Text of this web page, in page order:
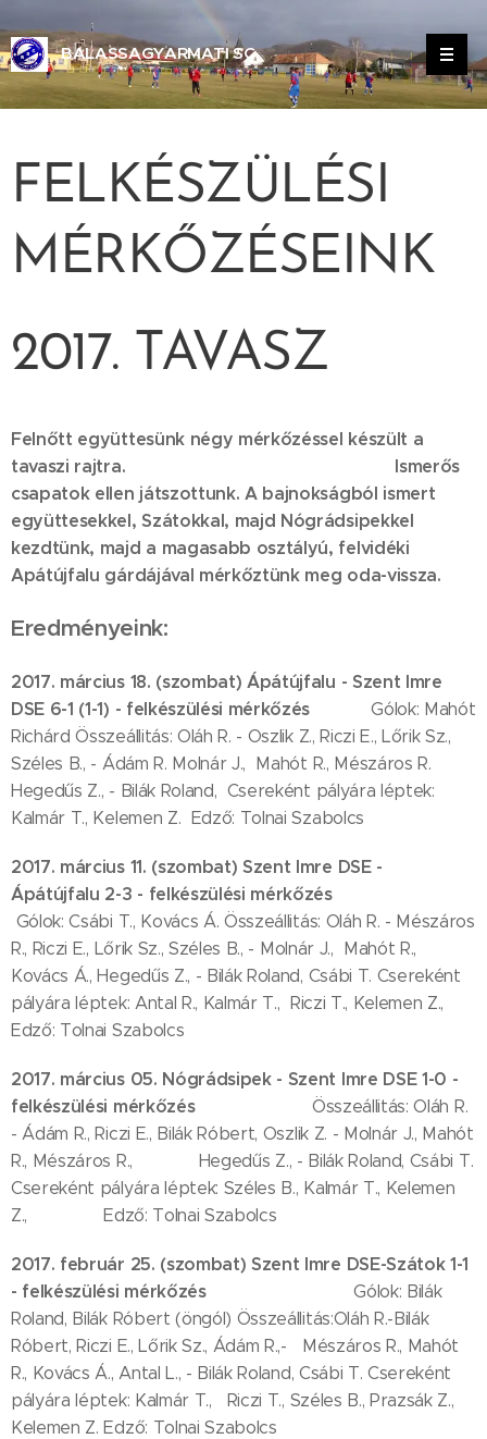
BALASSAGYARMATI SC
ALASSAGYARMATI SPORT CLUB
FELKÉSZÜLÉSI
MÉRKŐZÉSEINK
2017. TAVASZ
Felnőtt együttesünk négy mérkőzéssel készült a
tavaszi rajtra. Ismerős
csapatok ellen játszottunk. A bajnokságból ismert
együttesekkel, Szátokkal, majd Nógrádsipekkel
kezdtünk, majd a magasabb osztályú, felvidéki
Apátújfalu gárdájával mérkőztünk meg oda-vissza.
Eredményeink:
2017. március 18. (szombat) Ápátújfalu - Szent Imre
DSE 6-1 (1-1) - felkészülési mérkőzésGólok: Mahót
Richárd Összeállitás: Oláh R. - Oszlik Z., Riczi E., Lőrik Sz.,
Széles B., - Ádám R. Molnár J., Mahót R., Mészáros R.
Hegedűs Z., - Bilák Roland, Csereként pályára léptek:
Kalmár T., Kelemen Z. Edző: Tolnai Szabolcs
2017. március 11. (szombat) Szent Imre DSE -
Ápátújfalu 2-3 - felkészülési mérkőzés
Gólok: Csábi T., Kovács Á. Összeállitás: Oláh R. - Mészáros
R., Riczi E., Lőrik Sz., Széles B., - Molnár J., Mahót R.,
Kovács Á., Hegedűs Z., - Bilák Roland, Csábi T. Csereként
pályára léptek: Antal R., Kalmár T., Riczi T., Kelemen Z.,
Edző: Tolnai Szabolcs
2017. március 05. Nógrádsipek - Szent Imre DSE 1-0 -
felkészülési mérkőzés Összeállitás: Oláh R.
- Ádám R., Riczi E., Bilák Róbert, Oszlik Z. - Molnár J., Mahót
R., Mészáros R., Hegedűs Z., - Bilák Roland, Csábi T.
Csereként pályára léptek: Széles B., Kalmár T., Kelemen
Z., Edző: Tolnai Szabolcs
2017. február 25. (szombat) Szent Imre DSE-Szátok 1-1
- felkészülési mérkőzésGólok: Bilák
Roland, Bilák Róbert (öngól) Összeállitás:Oláh R.-Bilák
Róbert, Riczi E., Lőrik Sz., Ádám R.,- Mészáros R., Mahót
R., Kovács Á., Antal L., - Bilák Roland, Csábi T. Csereként
pályára léptek: Kalmár T., Riczi T., Széles B., Prazsák Z.,
Kelemen Z. Edző: Tolnai Szabolcs